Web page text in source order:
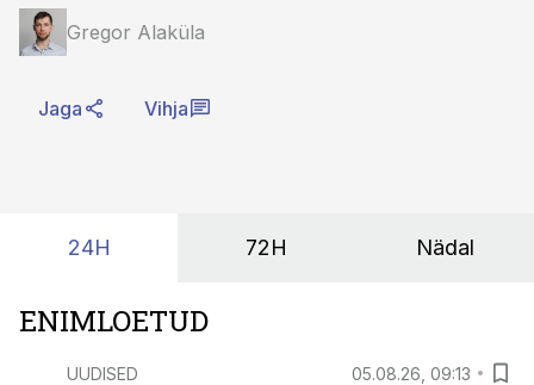
Gregor Alaküla
Jaga Vihja
24H 72H Nädal
ENIMLOETUD
UUDISED 05.08.26, 09:13